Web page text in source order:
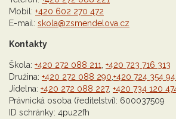
Mobil: +420 602 270 472
E-mail: skola@zsmendelova.cz
Kontakty
Škola: +420 272 088 211 +420 723 716 313
Družina: +420 272 088 290 +420 724 354
Jídelna: +420 272 088 227, +420 734 120
Právnická osoba (ředitelství): 600037509
ID schránky: 4pu22fh